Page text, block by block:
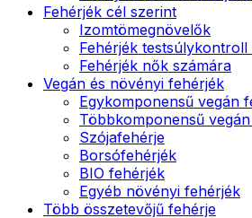
Fehérjék cél szerint
Izomtömegnövelők
Fehérjék testsúlykontroll
Fehérjék nők számára
Vegán és növényi fehérjék
Egykomponensű vegán
Többkomponensű
Szójafehérje
Borsófehérjék
BIO fehérjék
Egyéb növényi fehérjék
Több összetevőjű fehérje